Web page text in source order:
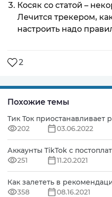
Косяк со статой –
Лечится трекером,
настроить надо
2
Похожие темы
Тик Ток приостанавливает
202
03.06.2022
Аккаунты TikTok с
251
11.20.2021
Как залететь в
358
08.16.2021